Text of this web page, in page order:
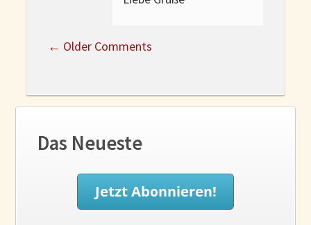
← Older Comments
Das Neueste